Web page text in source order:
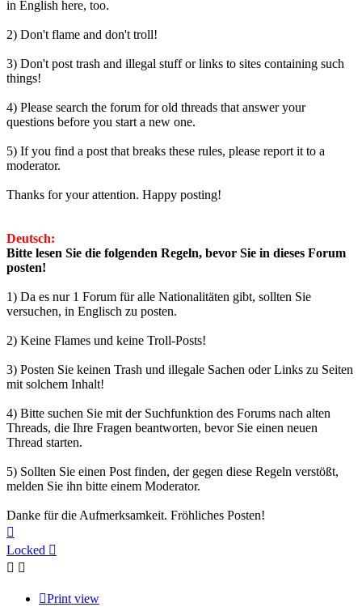
in English here, too.
2) Don't flame and don't troll!
3) Don't post trash and illegal stuff or links to sites containing such
things!
4) Please search the forum for old threads that answer your
questions before you start a new one.
5) If you find a post that breaks these rules, please report it to a
moderator.
Thanks for your attention. Happy posting!
Deutsch:
Bitte lesen Sie die folgenden Regeln, bevor Sie in dieses Forum
posten!
1) Da es nur 1 Forum für alle Nationalitäten gibt, sollten Sie
versuchen, in Englisch zu posten.
2) Keine Flames und keine Troll-Posts!
3) Posten Sie keinen Trash und illegale Sachen oder Links zu Seiten
mit solchem Inhalt!
4) Bitte suchen Sie mit der Suchfunktion des Forums nach alten
Threads, die Ihre Fragen beantworten, bevor Sie einen neuen
Thread starten.
5) Sollten Sie einen Post finden, der gegen diese Regeln verstößt,
melden Sie ihn bitte einem Moderator.
Danke für die Aufmerksamkeit. Fröhliches Posten!
Locked
Print view